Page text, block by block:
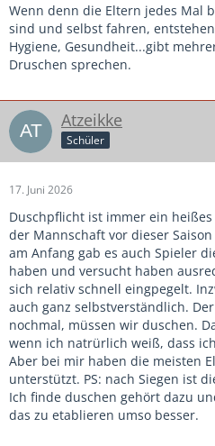
Wenn denn die Eltern jedes Mal
sind und selbst fahren,
Hygiene, Gesundheit...gibt
Druschen sprechen.
Atzeikke
Schüler
17. Juni 2026
Duschpflicht ist immer ein
der Mannschaft vor dieser
am Anfang gab es auch Spieler
haben und versucht haben
sich relativ schnell eingpegelt.
auch ganz selbstverständlich.
nochmal, müssen wir duschen.
wenn ich natrürlich weiß, dass
Aber bei mir haben die meisten
unterstützt. PS: nach Siegen ist
Ich finde duschen gehört dazu
das zu etablieren umso besser.